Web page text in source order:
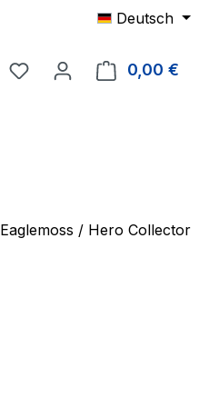
Deutsch
Du hast 0 Produkte auf
0,00 €
Eaglemoss / Hero Collector